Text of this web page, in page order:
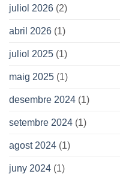
juliol 2026 (2)
abril 2026 (1)
juliol 2025 (1)
maig 2025 (1)
desembre 2024 (1)
setembre 2024 (1)
agost 2024 (1)
juny 2024 (1)